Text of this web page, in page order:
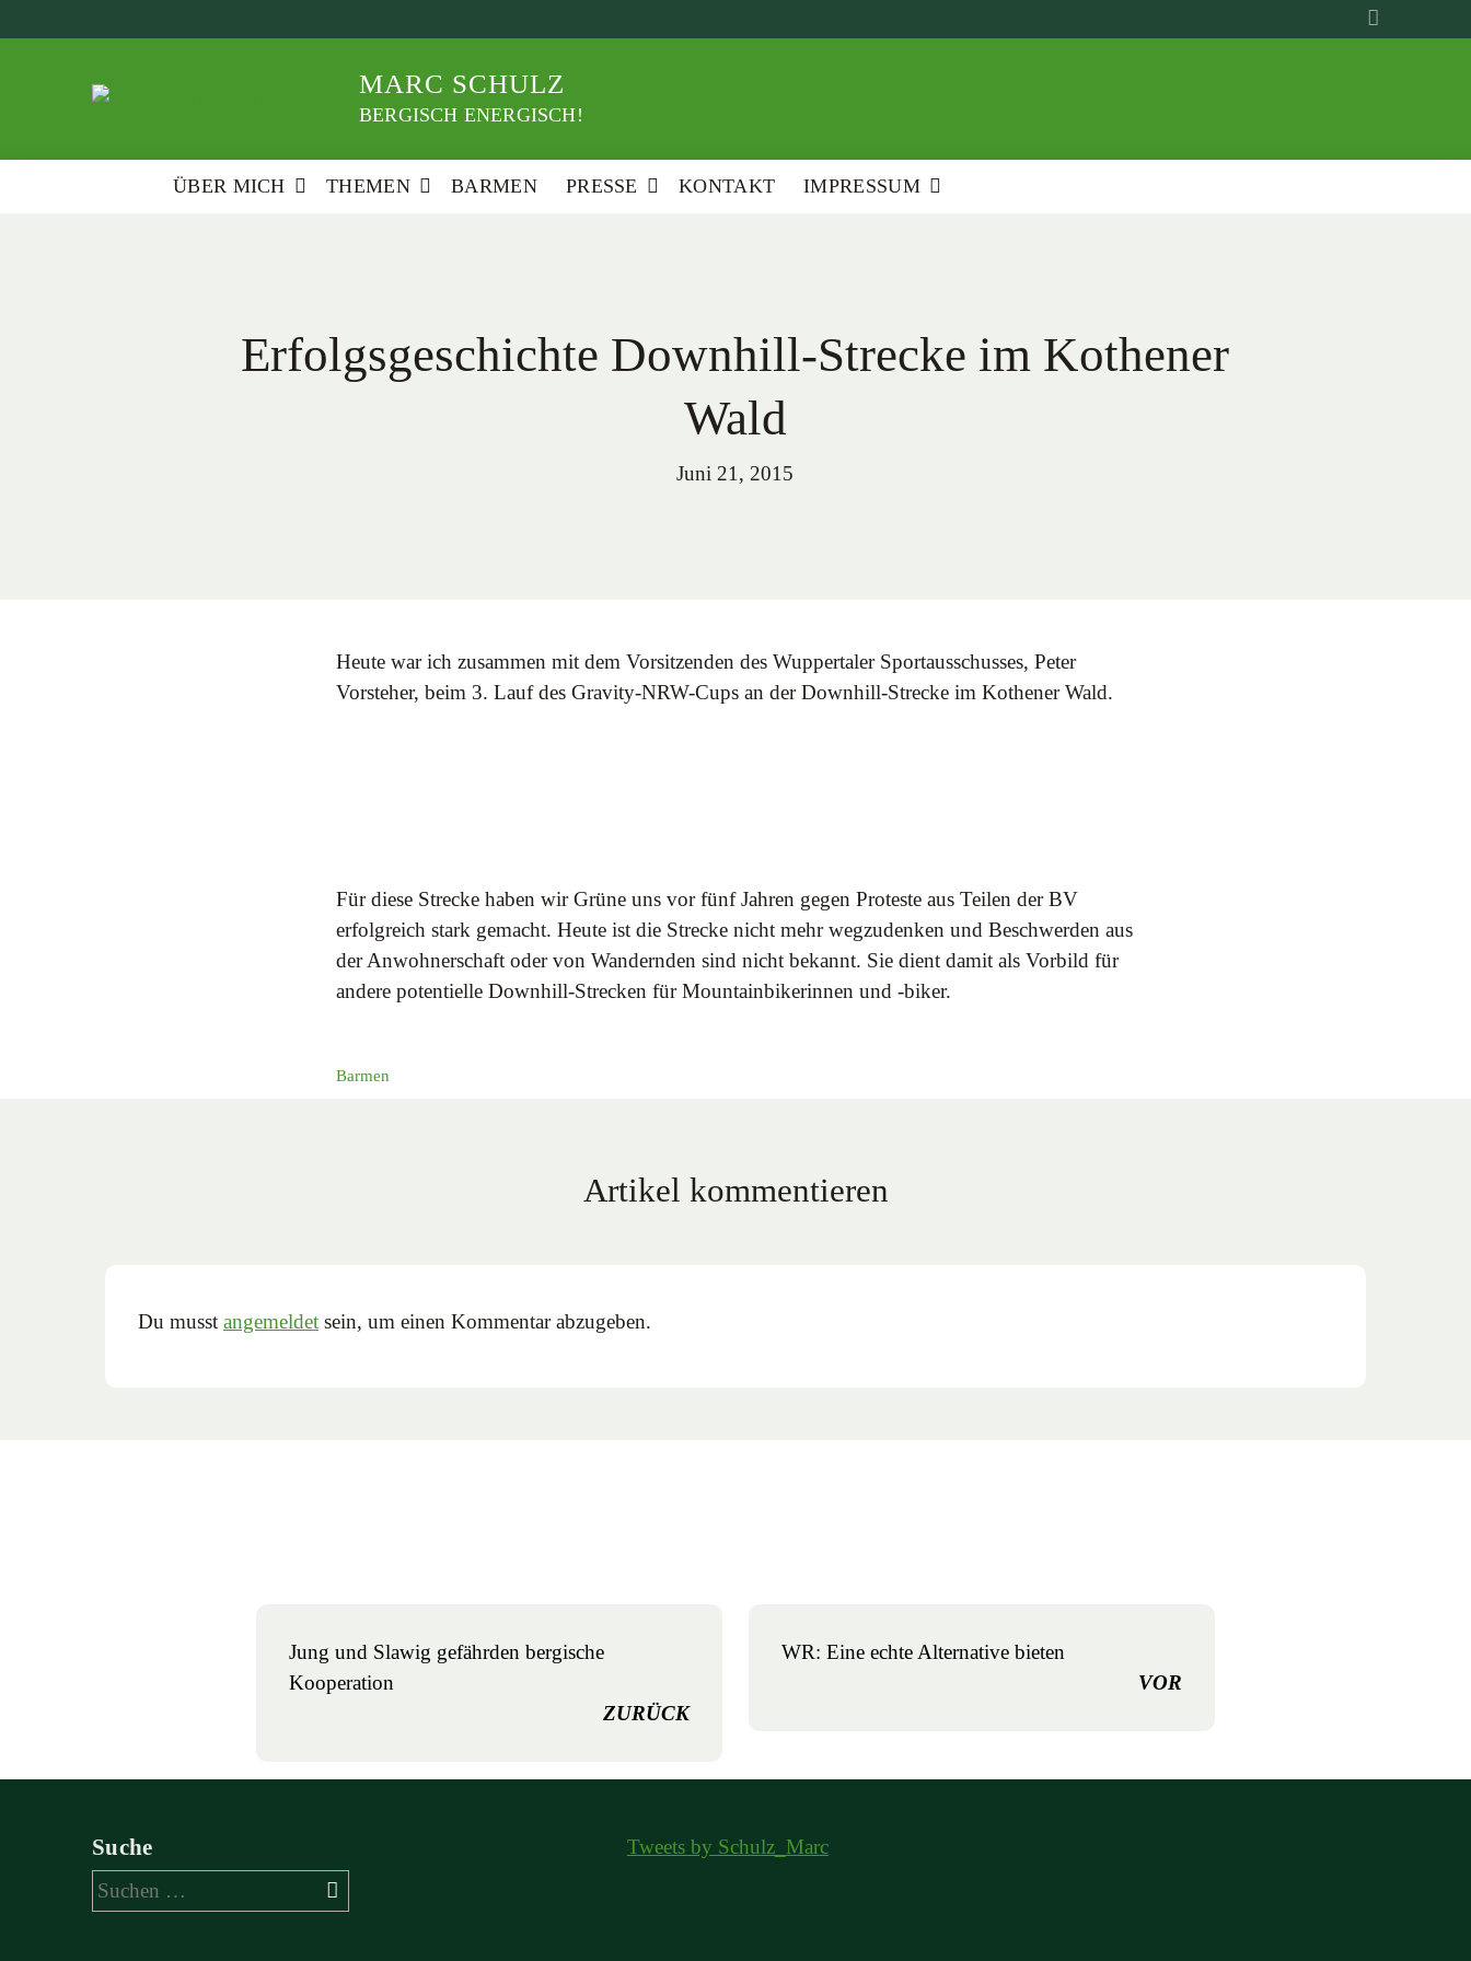
zum
MARC SCHULZ
BERGISCH ENERGISCH!
ÜBER MICH THEMEN BARMEN PRESSE KONTAKT IMPRESSUM
Erfolgsgeschichte Downhill-Strecke im Kothener
Wald
Juni 21, 2015
Heute war ich zusammen mit dem Vorsitzenden des Wuppertaler Sportausschusses, Peter
Vorsteher, beim 3. Lauf des Gravity-NRW-Cups an der Downhill-Strecke im Kothener Wald.
Für diese Strecke haben wir Grüne uns vor fünf Jahren gegen Proteste aus Teilen der BV
erfolgreich stark gemacht. Heute ist die Strecke nicht mehr wegzudenken und Beschwerden aus
der Anwohnerschaft oder von Wandernden sind nicht bekannt. Sie dient damit als Vorbild für
andere potentielle Downhill-Strecken für Mountainbikerinnen und -biker.
Barmen
Artikel kommentieren
Du musst angemeldet sein, um einen Kommentar abzugeben.
Jung und Slawig gefährden bergische
Kooperation
ZURÜCK
WR: Eine echte Alternative bieten
VOR
Suche
Suchen
nach:
Tweets by Schulz_Marc